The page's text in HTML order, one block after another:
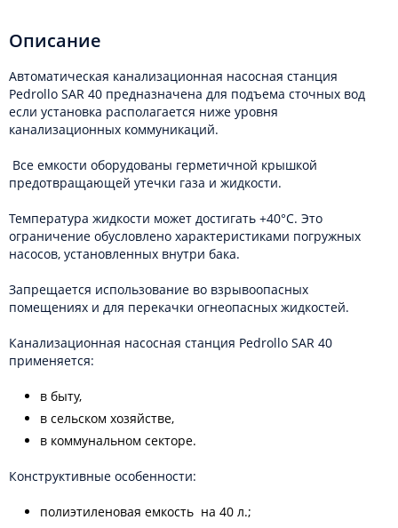
Описание
Автоматическая канализационная насосная станция
Pedrollo SAR 40 предназначена для подъема сточных вод
если установка располагается ниже уровня
канализационных коммуникаций.
Все емкости оборудованы герметичной крышкой
предотвращающей утечки газа и жидкости.
Температура жидкости может достигать +40°C. Это
ограничение обусловлено характеристиками погружных
насосов, установленных внутри бака.
Запрещается использование во взрывоопасных
помещениях и для перекачки огнеопасных жидкостей.
Канализационная насосная станция Pedrollo SAR 40
применяется:
в быту,
в сельском хозяйстве,
в коммунальном секторе.
Конструктивные особенности:
полиэтиленовая емкость на 40 л.;